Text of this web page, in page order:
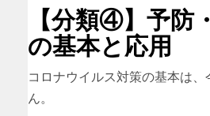
【分類④】予防
の基本と応用
コロナウイルス対策の基本は
ん。